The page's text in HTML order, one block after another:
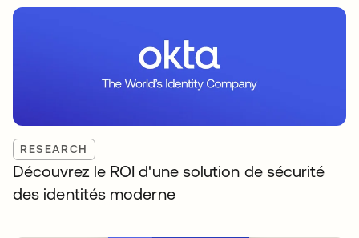
RESEARCH
Découvrez le ROI d'une solution de sécurité
des identités moderne